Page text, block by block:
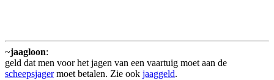
~jaagloon:
geld dat men voor het jagen van een vaartuig moet aan de
scheepsjagermoet betalen. Zie ook jaaggeld.